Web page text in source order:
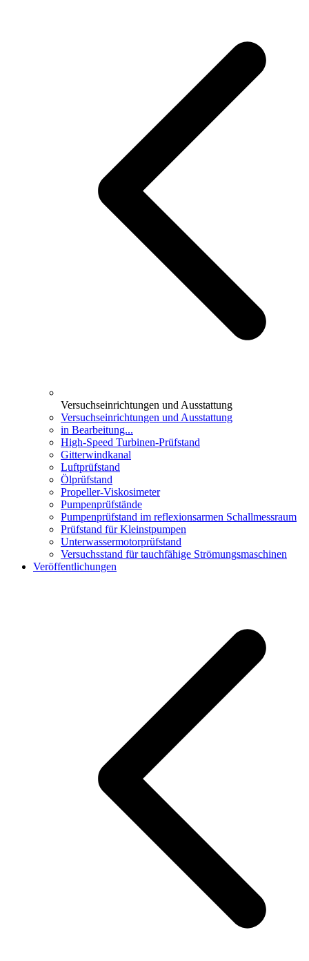
Versuchseinrichtungen und Ausstattung
Versuchseinrichtungen und Ausstattung
in Bearbeitung...
High-Speed Turbinen-Prüfstand
Gitterwindkanal
Luftprüfstand
Ölprüfstand
Propeller-Viskosimeter
Pumpenprüfstände
Pumpenprüfstand im reflexionsarmen Schallmessraum
Prüfstand für Kleinstpumpen
Unterwassermotorprüfstand
Versuchsstand für tauchfähige Strömungsmaschinen
Veröffentlichungen